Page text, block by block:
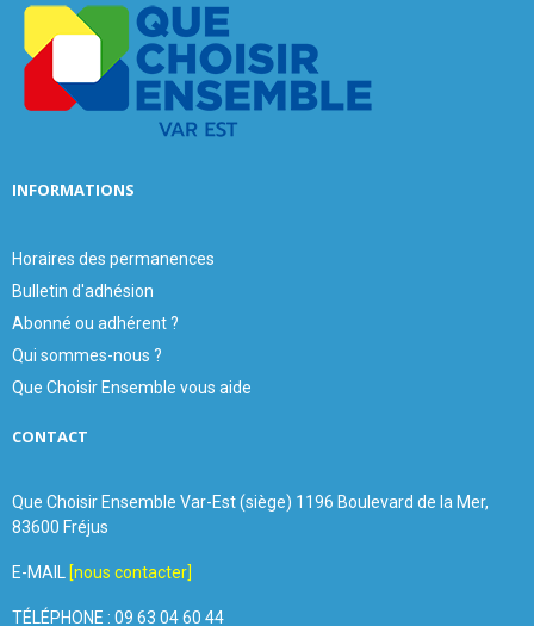
INFORMATIONS
Horaires des permanences
Bulletin d'adhésion
Abonné ou adhérent ?
Qui sommes-nous ?
Que Choisir Ensemble vous aide
CONTACT
Que Choisir Ensemble Var-Est (siège) 1196 Boulevard de la Mer,
83600 Fréjus
E-MAIL [nous contacter]
TÉLÉPHONE : 09 63 04 60 44